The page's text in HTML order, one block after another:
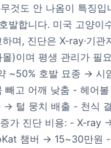
도 안 나옴이 특징입
발합니다. 미국 고양
며, 진단은 X-ray·기
)이며 평생 관리가
~50% 호발 묘종 →
고 어깨 낮춤 - 헤
털 뭉치 배출 - 천식
증가 진단 비용: - X-
챔버 → 15~30만